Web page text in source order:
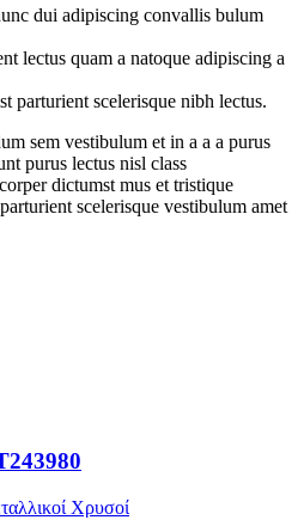
dui adipiscing convallis bulum
lectus quam a natoque adipiscing a
parturient scelerisque nibh lectus.
sem vestibulum et in a a a purus
purus lectus nisl class
dictumst mus et tristique
scelerisque vestibulum amet
Χρυσοί